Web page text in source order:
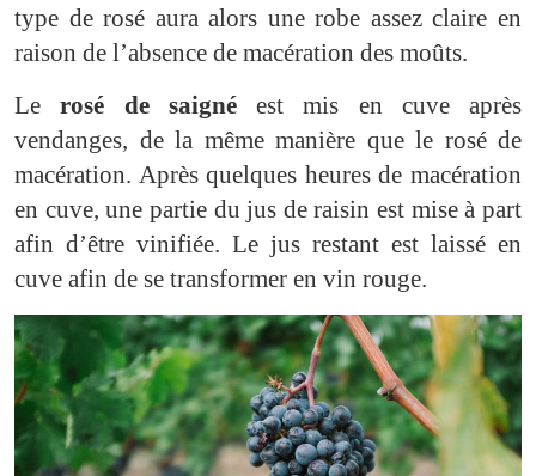
type de rosé aura alors une robe assez claire en
raison de l’absence de macération des moûts.
Le rosé de saignéest mis en cuve après
vendanges, de la même manière que le rosé de
macération. Après quelques heures de macération
en cuve, une partie du jus de raisin est mise à part
afin d’être vinifiée. Le jus restant est laissé en
cuve afin de se transformer en vin rouge.